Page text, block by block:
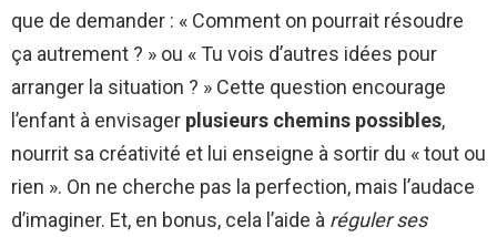
que de demander : « Comment on pourrait résoudre
ça autrement ? » ou « Tu vois d’autres idées pour
arranger la situation ? » Cette question encourage
l’enfant à envisager plusieurs chemins possibles,
nourrit sa créativité et lui enseigne à sortir du « tout ou
rien ». On ne cherche pas la perfection, mais l’audace
d’imaginer. Et, en bonus, cela l’aide à réguler ses